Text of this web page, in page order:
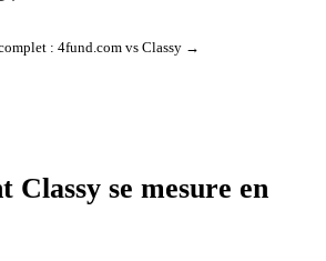
: 4fund.com vs Classy →
Classy se mesure en